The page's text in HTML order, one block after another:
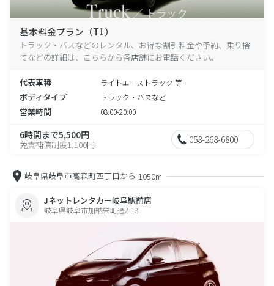
基本料金プラン（T1）
トラック・バスなどのレンタル、お得な割引料金や予約、乗り捨
てなどの詳細は、こちらから各店舗にお電話ください。
代表車種 ライトエーストラック 等
ボディタイプ トラック・バスなど
営業時間 08:00-20:00
6時間まで5,500円
免責補償制度1,100円 058-268-6800
岐阜県岐阜市高森町四丁目から 1050m
Jネットレンタカー岐阜駅前店
岐阜県岐阜市加納栄町通2-18